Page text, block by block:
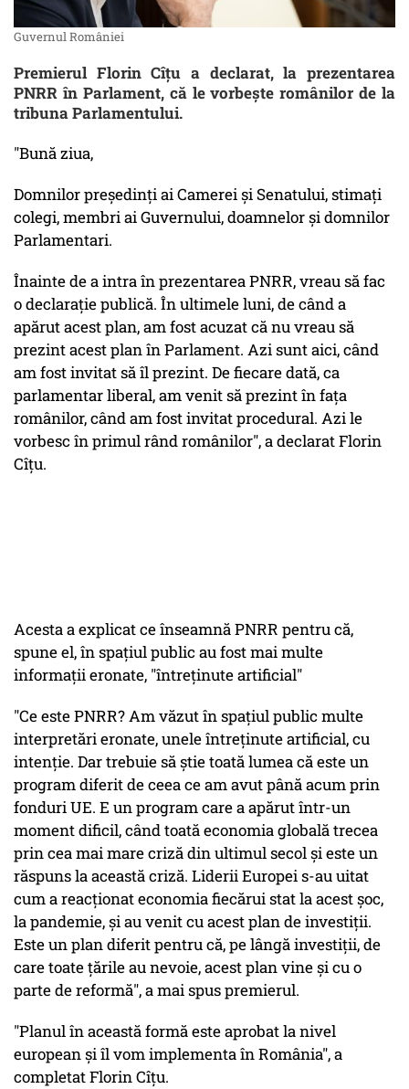
Guvernul României
Premierul Florin Cîţu a declarat, la prezentarea
PNRR în Parlament, că le vorbeşte românilor de la
tribuna Parlamentului.
"Bună ziua,
Domnilor preşedinţi ai Camerei şi Senatului, stimaţi
colegi, membri ai Guvernului, doamnelor şi domnilor
Parlamentari.
Înainte de a intra în prezentarea PNRR, vreau să fac
o declaraţie publică. În ultimele luni, de când a
apărut acest plan, am fost acuzat că nu vreau să
prezint acest plan în Parlament. Azi sunt aici, când
am fost invitat să îl prezint. De fiecare dată, ca
parlamentar liberal, am venit să prezint în faţa
românilor, când am fost invitat procedural. Azi le
vorbesc în primul rând românilor", a declarat Florin
Cîţu.
Acesta a explicat ce înseamnă PNRR pentru că,
spune el, în spaţiul public au fost mai multe
informaţii eronate, "întreţinute artificial"
"Ce este PNRR? Am văzut în spaţiul public multe
interpretări eronate, unele întreţinute artificial, cu
intenţie. Dar trebuie să ştie toată lumea că este un
program diferit de ceea ce am avut până acum prin
fonduri UE. E un program care a apărut într-un
moment dificil, când toată economia globală trecea
prin cea mai mare criză din ultimul secol şi este un
răspuns la această criză. Liderii Europei s-au uitat
cum a reacţionat economia fiecărui stat la acest şoc,
la pandemie, şi au venit cu acest plan de investiţii.
Este un plan diferit pentru că, pe lângă investiţii, de
care toate ţările au nevoie, acest plan vine şi cu o
parte de reformă", a mai spus premierul.
"Planul în această formă este aprobat la nivel
european şi îl vom implementa în România", a
completat Florin Cîţu.